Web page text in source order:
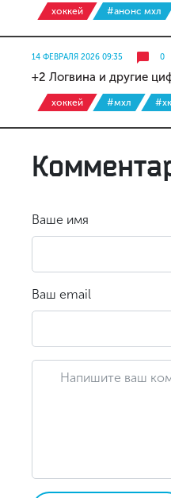
хоккей #анонс мхл
14 ФЕВРАЛЯ 2026 09:35 0
+2 Логвина и другие
хоккей #мхл
Ваше имя
Ваш email